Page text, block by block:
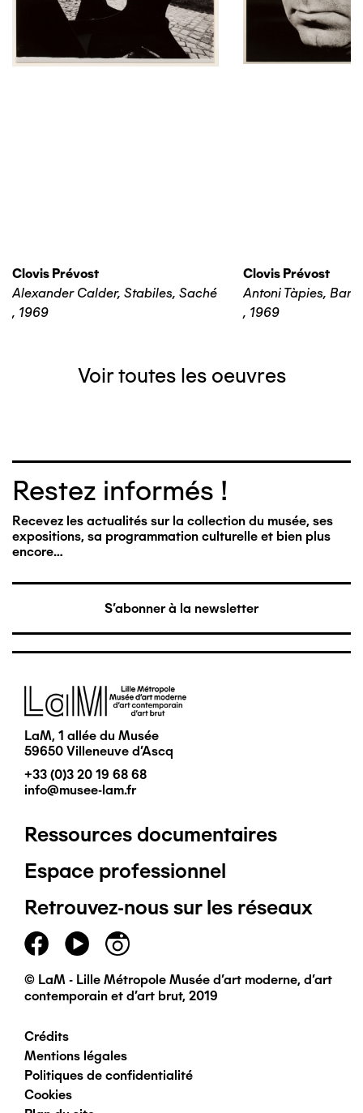
Clovis Prévost
Alexander Calder, Stabiles, Saché
, 1969
Clovis Prévost
Antoni Tàpies,
, 1969
Voir toutes les oeuvres
Restez informés !
Recevez les actualités sur la collection du musée, ses
expositions, sa programmation culturelle et bien plus
encore…
S'abonner à la newsletter
Image
LaM, 1 allée du Musée
59650 Villeneuve d'Ascq
+33 (0)3 20 19 68 68
info@musee-lam.fr
Pied
de
page
principal
Ressources documentaires
Espace professionnel
Retrouvez-nous sur les réseaux
© LaM - Lille Métropole Musée d'art moderne, d'art
contemporain et d'art brut, 2019
Pied
de
Crédits
Mentions légales
Politiques de confidentialité
Cookies